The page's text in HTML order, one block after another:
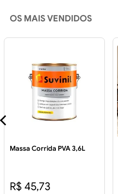
OS MAIS VENDIDOS
Massa Corrida PVA 3,6L
R$ 45,73